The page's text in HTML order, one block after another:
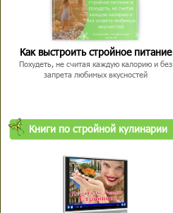
Как выстроить стройное питание
Похудеть, не считая каждую калорию и без
запрета любимых вкусностей
Книги по стройной кулинарии